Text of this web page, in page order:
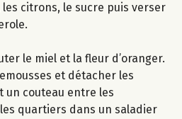
les citrons, le sucre puis verser
le miel et la fleur d’oranger.
et détacher les
un couteau entre les
quartiers dans un saladier